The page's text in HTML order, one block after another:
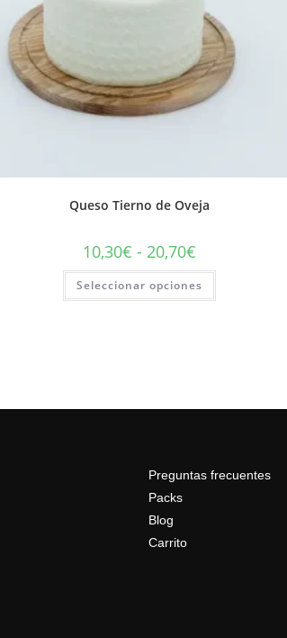
Queso Tierno de Oveja
10,30€ - 20,70€
Seleccionar opciones
Preguntas frecuentes
Packs
Blog
Carrito